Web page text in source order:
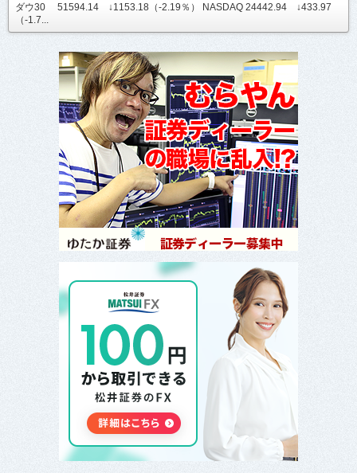
ダウ30 51594.14 ↓1153.18（-2.19％） NASDAQ 24442.94 ↓433.97
（-1.7...